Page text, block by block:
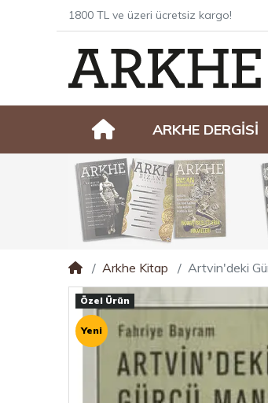
1800 TL ve üzeri ücretsiz kargo!
ARKHE DERGİSİ
Arkhe Kitap Artvin'deki
Özel Ürün
Yeni